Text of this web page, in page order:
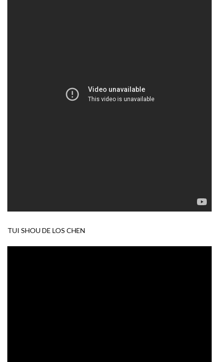
TUI SHOU DE LOS CHEN